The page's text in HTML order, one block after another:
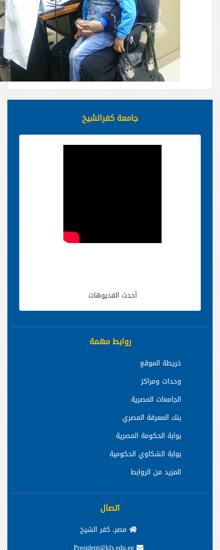
جامعة كفرالشيخ
أحدث الفديوهات
روابط مهمة
خريطة الموقع
وحدات ومراكز
الجامعات المصرية
بنك المعرفة المصري
بوابة الحكومة المصرية
بوابة الشكاوي الحكومية
المزيد من الروابط
اتصال
مصر، كفر الشيخ